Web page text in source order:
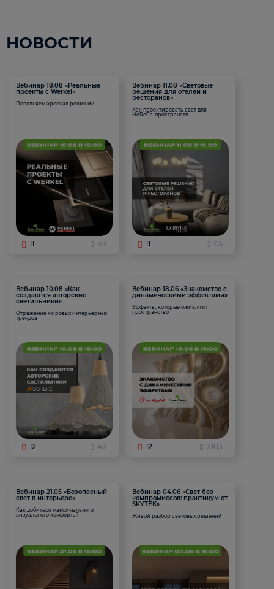
НОВОСТИ
Вебинар 18.08 «Реальные
проекты с Werkel»
Пополняем арсенал решений
11 43
Вебинар 11.08 «Световые
решения для отелей и
ресторанов»
Как проектировать свет для
HoReCa-пространств
11 45
Вебинар 10.08 «Как
создаются авторские
светильники»
Отражение мировых интерьерных
трендов
12 43
Вебинар 18.06 «Знакомство с
динамическими эффектами»
Эффекты, которые оживляют
пространство
12 2103
Вебинар 21.05 «Безопасный
свет в интерьере»
Как добиться максимального
визуального комфорта?
Вебинар 04.06 «Свет без
компромиссов: практикум от
SKYTEK»
Живой разбор световых решений